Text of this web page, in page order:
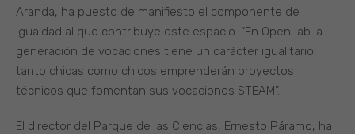
Aranda, ha puesto de manifiesto el componente de
igualdad al que contribuye este espacio. “En OpenLab la
generación de vocaciones tiene un carácter igualitario,
tanto chicas como chicos emprenderán proyectos
técnicos que fomentan sus vocaciones STEAM”.
El director del Parque de las Ciencias, Ernesto Páramo, ha